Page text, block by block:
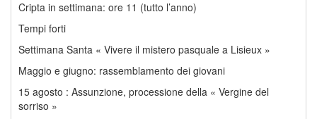
Cripta in settimana: ore 11 (tutto l’anno)
Tempi forti
Settimana Santa « Vivere il mistero pasquale a Lisieux »
Maggio e giugno: rassemblamento dei giovani
15 agosto : Assunzione, processione della « Vergine del
sorriso »